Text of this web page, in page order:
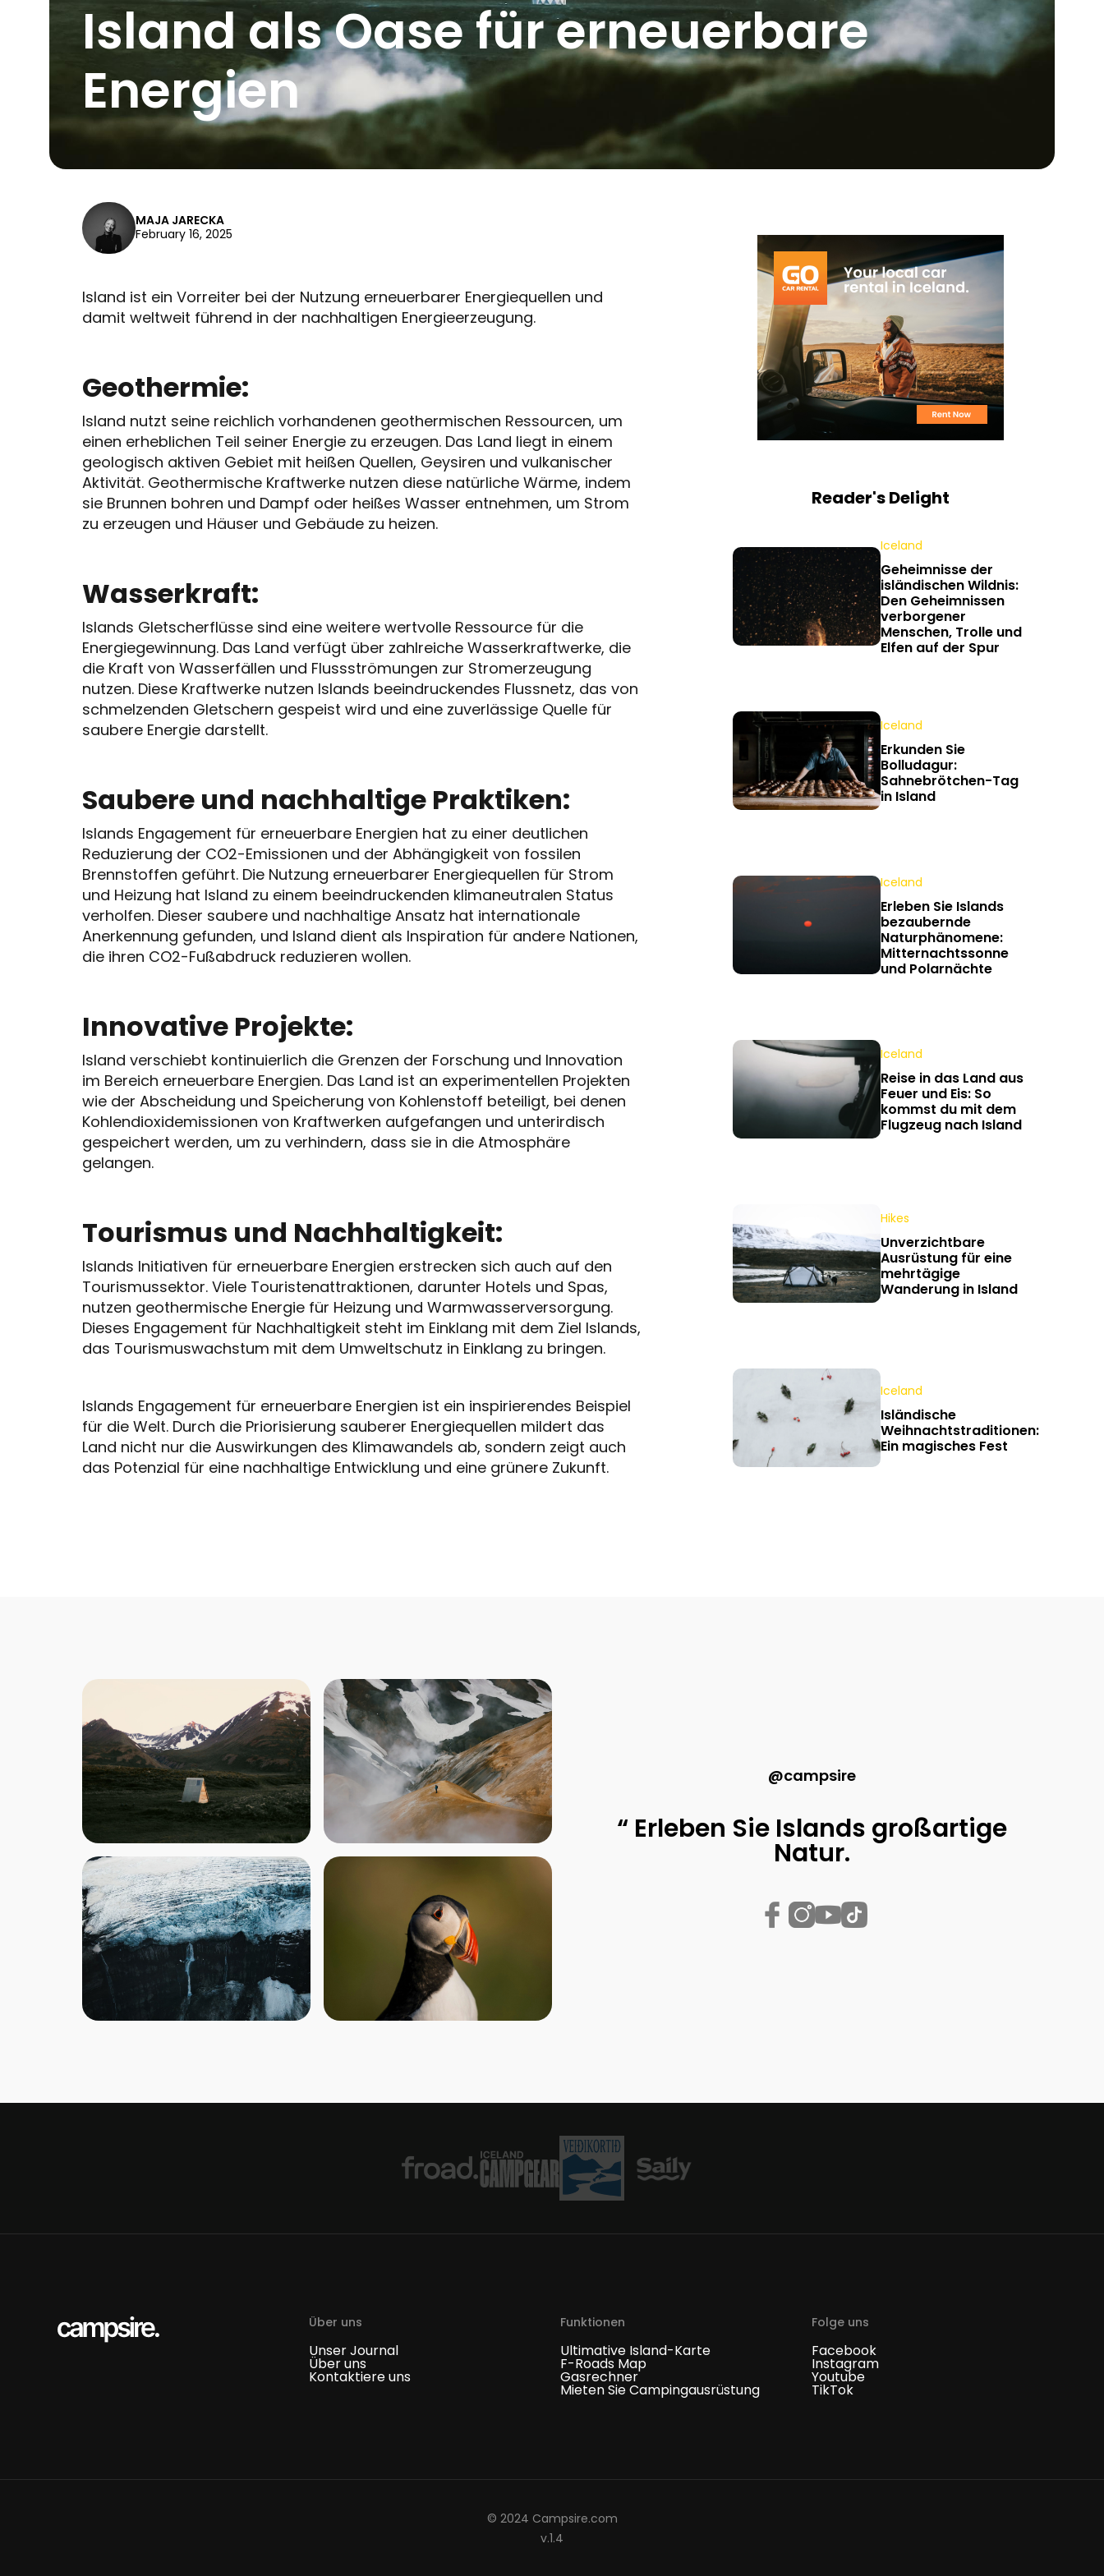
Island als Oase für erneuerbare
Energien
MAJA JARECKA
February 16, 2025
Island ist ein Vorreiter bei der Nutzung erneuerbarer Energiequellen und
damit weltweit führend in der nachhaltigen Energieerzeugung.
Geothermie:
Island nutzt seine reichlich vorhandenen geothermischen Ressourcen, um
einen erheblichen Teil seiner Energie zu erzeugen. Das Land liegt in einem
geologisch aktiven Gebiet mit heißen Quellen, Geysiren und vulkanischer
Aktivität. Geothermische Kraftwerke nutzen diese natürliche Wärme, indem
sie Brunnen bohren und Dampf oder heißes Wasser entnehmen, um Strom
zu erzeugen und Häuser und Gebäude zu heizen.
Wasserkraft:
Islands Gletscherflüsse sind eine weitere wertvolle Ressource für die
Energiegewinnung. Das Land verfügt über zahlreiche Wasserkraftwerke, die
die Kraft von Wasserfällen und Flussströmungen zur Stromerzeugung
nutzen. Diese Kraftwerke nutzen Islands beeindruckendes Flussnetz, das von
schmelzenden Gletschern gespeist wird und eine zuverlässige Quelle für
saubere Energie darstellt.
Saubere und nachhaltige Praktiken:
Islands Engagement für erneuerbare Energien hat zu einer deutlichen
Reduzierung der CO2-Emissionen und der Abhängigkeit von fossilen
Brennstoffen geführt. Die Nutzung erneuerbarer Energiequellen für Strom
und Heizung hat Island zu einem beeindruckenden klimaneutralen Status
verholfen. Dieser saubere und nachhaltige Ansatz hat internationale
Anerkennung gefunden, und Island dient als Inspiration für andere Nationen,
die ihren CO2-Fußabdruck reduzieren wollen.
Innovative Projekte:
Island verschiebt kontinuierlich die Grenzen der Forschung und Innovation
im Bereich erneuerbare Energien. Das Land ist an experimentellen Projekten
wie der Abscheidung und Speicherung von Kohlenstoff beteiligt, bei denen
Kohlendioxidemissionen von Kraftwerken aufgefangen und unterirdisch
gespeichert werden, um zu verhindern, dass sie in die Atmosphäre
gelangen.
Tourismus und Nachhaltigkeit:
Islands Initiativen für erneuerbare Energien erstrecken sich auch auf den
Tourismussektor. Viele Touristenattraktionen, darunter Hotels und Spas,
nutzen geothermische Energie für Heizung und Warmwasserversorgung.
Dieses Engagement für Nachhaltigkeit steht im Einklang mit dem Ziel Islands,
das Tourismuswachstum mit dem Umweltschutz in Einklang zu bringen.
Islands Engagement für erneuerbare Energien ist ein inspirierendes Beispiel
für die Welt. Durch die Priorisierung sauberer Energiequellen mildert das
Land nicht nur die Auswirkungen des Klimawandels ab, sondern zeigt auch
das Potenzial für eine nachhaltige Entwicklung und eine grünere Zukunft.
Reader's Delight
Iceland
Geheimnisse der
isländischen Wildnis:
Den Geheimnissen
verborgener
Menschen, Trolle und
Elfen auf der Spur
Iceland
Erkunden Sie
Bolludagur:
Sahnebrötchen-Tag
in Island
Iceland
Erleben Sie Islands
bezaubernde
Naturphänomene:
Mitternachtssonne
und Polarnächte
Iceland
Reise in das Land aus
Feuer und Eis: So
kommst du mit dem
Flugzeug nach Island
Hikes
Unverzichtbare
Ausrüstung für eine
mehrtägige
Wanderung in Island
Iceland
Isländische
Weihnachtstraditionen:
Ein magisches Fest
@campsire
“ Erleben Sie Islands großartige
Natur.
Über uns
Unser Journal
Über uns
Kontaktiere uns
Funktionen
Ultimative Island-Karte
F-Roads Map
Gasrechner
Mieten Sie Campingausrüstung
Folge uns
Facebook
Instagram
Youtube
TikTok
© 2024 Campsire.com
v.1.4